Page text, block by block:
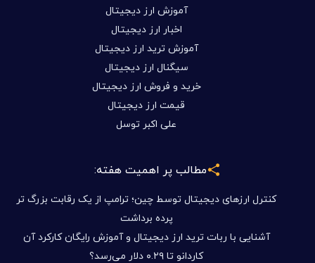
آموزش ارز دیجیتال
اخبار ارز دیجیتال
آموزش ترید ارز دیجیتال
سیگنال ارز دیجیتال
خرید و فروش ارز دیجیتال
قیمت ارز دیجیتال
علی اکبر توسل
مطالب پر اهمیت هفته:
کنترل ارزهای دیجیتال توسط چین؛ ترامپ از یک رقابت بزرگ تر
پرده برداشت
آشنایی با ربات ترید ارز دیجیتال و آموزش رایگان کارکرد آن
کاردانو تا ۰.۲۹ دلار می‌رسد؟